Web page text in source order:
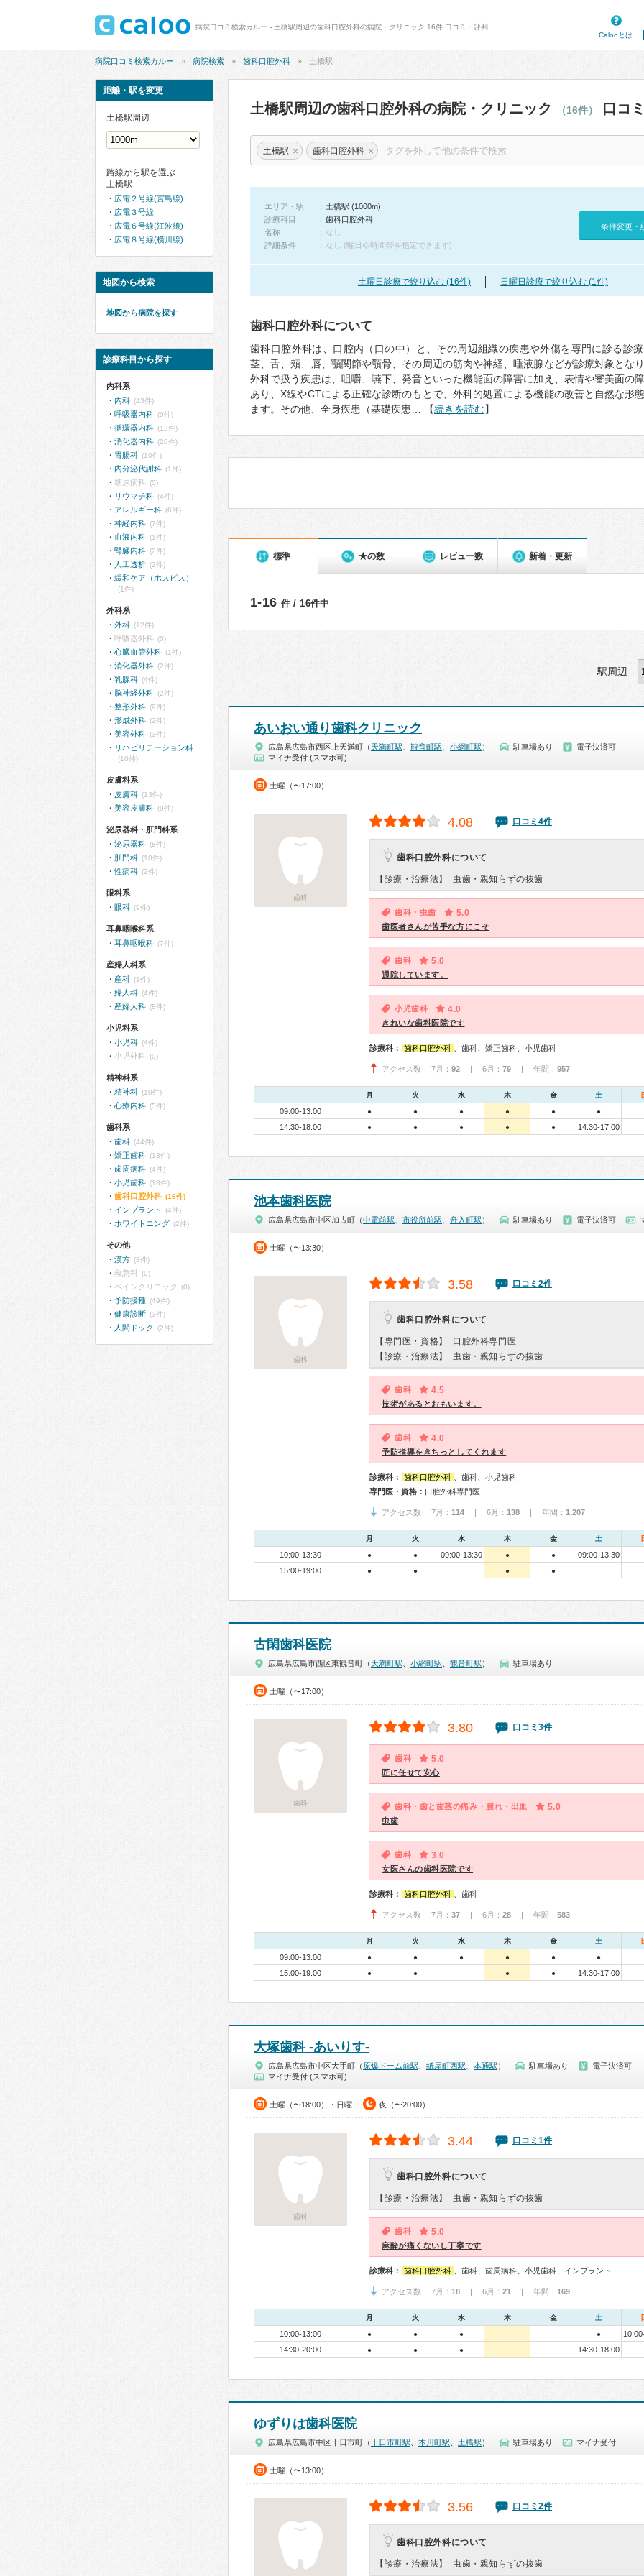
病院口コミ検索カルー - 土橋駅周辺の歯科口腔外科の病院・クリニック 16件 口コミ・評判
Calooとは
病院口コミ検索カルー 病院検索 歯科口腔外科 土橋駅
土橋駅周辺の歯科口腔外科の病院・クリニック （16件） 口コ
土橋駅 × 歯科口腔外科 ×
エリア・駅
土橋駅 (1000m)
診療科目
歯科口腔外科
名称
なし
詳細条件
なし (曜日や時間帯を指定できます)
条件変更・
土曜日診療で絞り込む (16件) 日曜日診療で絞り込む (1件)
歯科口腔外科について
歯科口腔外科は、口腔内（口の中）と、その周辺組織の疾患や外傷を専門に診る診
茎、舌、頬、唇、顎関節や顎骨、その周辺の筋肉や神経、唾液腺などが診療対象とな
外科で扱う疾患は、咀嚼、嚥下、発音といった機能面の障害に加え、表情や審美面の
あり、X線やCTによる正確な診断のもとで、外科的処置による機能の改善と自然な形
ます。その他、全身疾患（基礎疾患… 【続きを読む】
標準 ★の数 レビュー数 新着・更新
1-16 件 / 16件中
駅周辺
あいおい通り歯科クリニック
広島県広島市西区上天満町（ 天満町駅 観音町駅 小網町駅 ） 駐車場あり
電子決済可
マイナ受付 (スマホ可)
土曜（〜17:00）
歯科
4.08 口コミ4件
歯科口腔外科について
【診療・治療法】 虫歯・親知らずの抜歯
歯科・虫歯 5.0
歯医者さんが苦手な方にこそ
歯科 5.0
通院しています。
小児歯科 4.0
きれいな歯科医院です
診療科： 歯科口腔外科 、歯科、矯正歯科、小児歯科
アクセス数 7月： 92 | 6月： 79 | 年間： 957
月 火 水 木 金 土
09:00-13:00 ● ● ● ● ● ●
14:30-18:00 ● ● ● ● ● 14:30-17:00
池本歯科医院
広島県広島市中区加古町（中電前駅 市役所前駅 舟入町駅 ） 駐車場あり 電子決済可
土曜（〜13:30）
歯科
3.58 口コミ2件
歯科口腔外科について
【専門医・資格】
口腔外科専門医
【診療・治療法】
虫歯・親知らずの抜歯
歯科 4.5
技術があるとおもいます。
歯科 4.0
予防指導をきちっとしてくれます
診療科： 歯科口腔外科
、歯科、小児歯科
専門医・資格： 口腔外科専門医
アクセス数 7月： 114 | 6月： 138 | 年間： 1,207
月 火 水 木 金 土
10:00-13:30 ● ● 09:00-13:30 ● ●
09:00-13:30
15:00-19:00
● ● ● ●
古閑歯科医院
広島県広島市西区東観音町（ 天満町駅 小網町駅 観音町駅 ） 駐車場あり
土曜（〜17:00）
歯科
3.80 口コミ3件
歯科 5.0
匠に任せて安心
歯科・歯と歯茎の痛み・腫れ・出血 5.0
虫歯
歯科 3.0
女医さんの歯科医院です
診療科： 歯科口腔外科 、歯科
アクセス数 7月： 37 | 6月： 28 | 年間： 583
月 火 水 木 金 土
09:00-13:00 ● ● ● ● ● ●
15:00-19:00 ● ● ● ● 14:30-17:00
大塚歯科 -あいりす-
広島県広島市中区大手町（ 原爆ドーム前駅 紙屋町西駅 本通駅 ） 駐車場あり
電子決済可
マイナ受付 (スマホ可)
土曜（〜18:00）・日曜 夜（〜20:00）
歯科
3.44 口コミ1件
歯科口腔外科について
【診療・治療法】 虫歯・親知らずの抜歯
歯科 5.0
麻酔が痛くないし丁寧です
診療科： 歯科口腔外科 、歯科、歯周病科、小児歯科、インプラント
アクセス数 7月： 18 | 6月： 21 | 年間： 169
月 火 水 木 金 土
10:00-13:00 ● ● ● ●
14:30-20:00
● ● ● 14:30-18:00
ゆずりは歯科医院
広島県広島市中区十日市町（十日市町駅 本川町駅 土橋駅 ） 駐車場あり マイナ受付
土曜（〜13:00）
3.56 口コミ2件
歯科口腔外科について
【診療・治療法】 虫歯・親知らずの抜歯
距離・駅を変更
土橋駅周辺
路線から駅を選ぶ
土橋駅
広電２号線(宮島線)
広電３号線
広電６号線(江波線)
広電８号線(横川線)
地図から検索
地図から病院を探す
診療科目から探す
内科系
内科 (43件)
呼吸器内科 (9件)
循環器内科 (13件)
消化器内科 (20件)
胃腸科 (10件)
内分泌代謝科 (1件)
糖尿病科 (0)
リウマチ科 (4件)
アレルギー科 (6件)
神経内科 (7件)
血液内科 (1件)
腎臓内科 (2件)
人工透析 (2件)
緩和ケア（ホスピス）
(1件)
外科系
外科 (12件)
呼吸器外科 (0)
心臓血管外科 (1件)
消化器外科 (2件)
乳腺科 (4件)
脳神経外科 (2件)
整形外科 (9件)
形成外科 (2件)
美容外科 (3件)
リハビリテーション科
(10件)
皮膚科系
皮膚科 (13件)
美容皮膚科 (9件)
泌尿器科・肛門科系
泌尿器科 (8件)
肛門科 (10件)
性病科 (2件)
眼科系
眼科 (9件)
耳鼻咽喉科系
耳鼻咽喉科 (7件)
産婦人科系
産科 (1件)
婦人科 (4件)
産婦人科 (8件)
小児科系
小児科 (4件)
小児外科 (0)
精神科系
精神科 (10件)
心療内科 (5件)
歯科系
歯科 (44件)
矯正歯科 (13件)
歯周病科 (4件)
小児歯科 (18件)
歯科口腔外科 (16件)
インプラント (4件)
ホワイトニング (2件)
その他
漢方 (3件)
救急科 (0)
ペインクリニック (0)
予防接種 (49件)
健康診断 (3件)
人間ドック (2件)